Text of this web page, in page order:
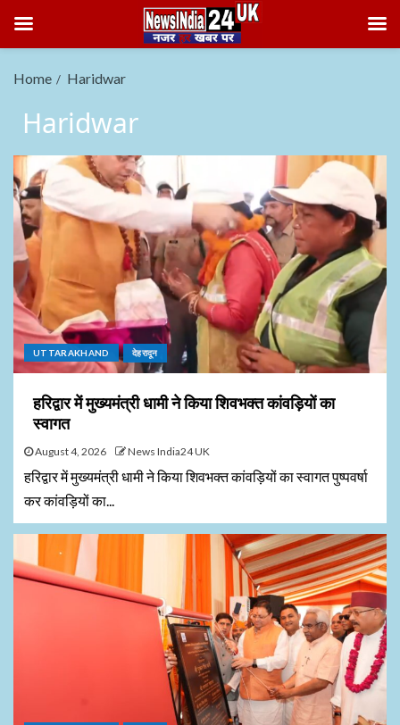
Home Haridwar
Haridwar
UTTARAKHAND देहरादून
हरिद्वार में मुख्यमंत्री धामी ने किया शिवभक्त कांवड़ियों का
स्वागत
August 4, 2026 News India24 UK
हरिद्वार में मुख्यमंत्री धामी ने किया शिवभक्त कांवड़ियों का स्वागत पुष्पवर्षा
कर कांवड़ियों का...